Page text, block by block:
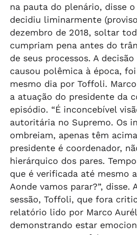
na pauta do plenário, disse
decidiu liminarmente
dezembro de 2018, soltar
cumpriam pena antes do
de seus processos. A
causou polêmica à época,
mesmo dia por Toffoli.
a atuação do presidente da
episódio. “É inconcebível
autoritária no Supremo. Os
ombreiam, apenas têm
presidente é coordenador,
hierárquico dos pares.
que é verificada até mesmo
Aonde vamos parar?”, disse.
sessão, Toffoli, que fora
relatório lido por Marco
demonstrando estar